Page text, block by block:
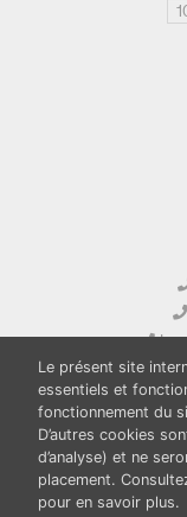
Le présent site
essentiels et
fonctionnement du
D’autres cookies
d’analyse) et ne
placement.
pour en savoir plus.